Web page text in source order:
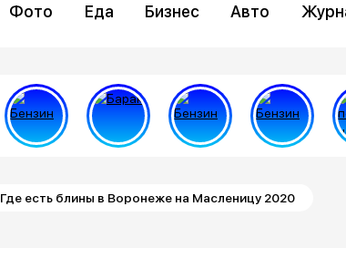
Фото Еда Бизнес Авто
Где есть блины в Воронеже на Масленицу 2020